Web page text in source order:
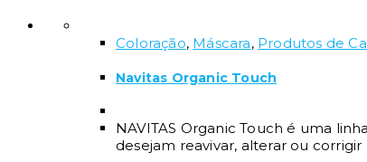
Coloração, Máscara, Produtos de
Navitas Organic Touch
NAVITAS Organic Touch é uma
desejam reavivar, alterar ou